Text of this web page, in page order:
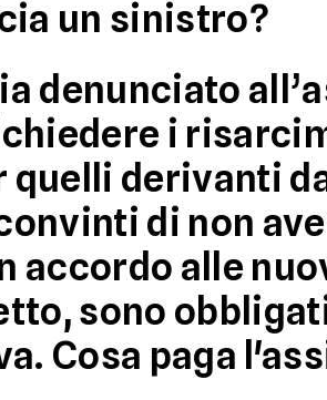
un sinistro?
denunciato
i
quelli derivanti
di non
alle
sono
Cosa paga